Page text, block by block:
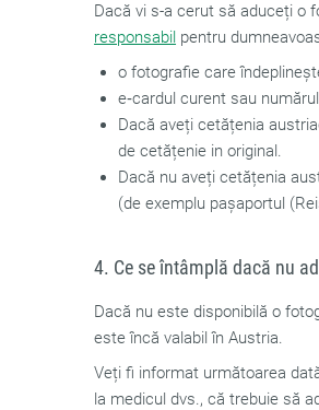
Dacă vi s-a cerut să aduceți o
responsabil pentru
o fotografie care
e‑cardul curent sau
Dacă aveți cetățenia
de cetățenie in original.
Dacă nu aveți cetățenia
(de exemplu pașaportul
4. Ce se întâmplă dacă nu
Dacă nu este disponibilă o
este încă valabil în Austria.
Veți fi informat următoarea
la medicul dvs., că trebuie să